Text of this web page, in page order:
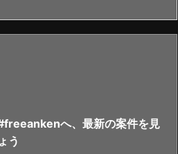
へ、最新の案件を見
う